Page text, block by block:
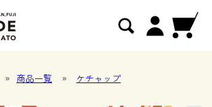
» 商品一覧 » ケチャップ